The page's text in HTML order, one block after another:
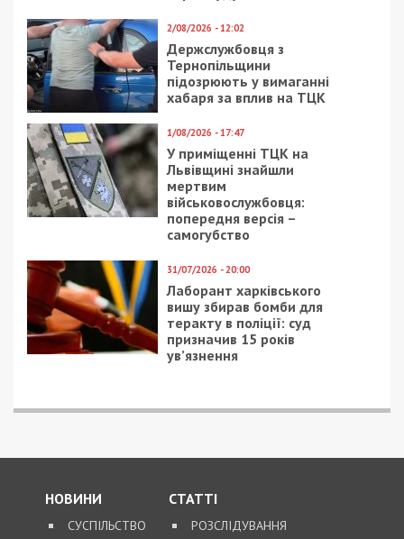
очередь на маршрутку на Левобережном-3
Facebook
Telegram
Twitter
WhatsApp
ViberEmail
Категории:Суспільство,Топ| Метки:
маршрутки,стихия,транспорт
Рекламні блоки дають нам змогу
залишатися незалежними ЗМІ, а вам -
отримувати найсвіжіші новини під ними.
Приєднуйтесь також до 49000 в Google News. Слідкуйте
за останніми новинами!
Предыдущая статья: